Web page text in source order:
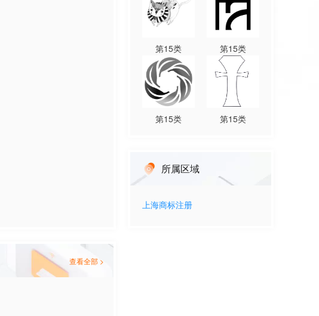
查看全部 >
第15类 第15类
第15类 第15类
所属区域
上海商标注册